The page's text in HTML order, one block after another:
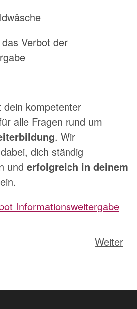
Verbot der
dein kompetenter
alle Fragen rund um
. Wir
dich ständig
und erfolgreich in deinem
Informationsweitergabe
Weiter